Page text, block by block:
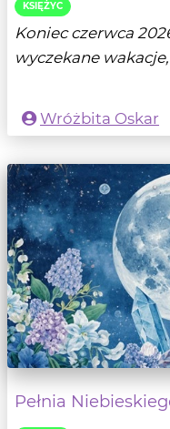
KSIĘŻYC
Koniec czerwca
wyczekane
Wróżbita Oskar
Pełnia